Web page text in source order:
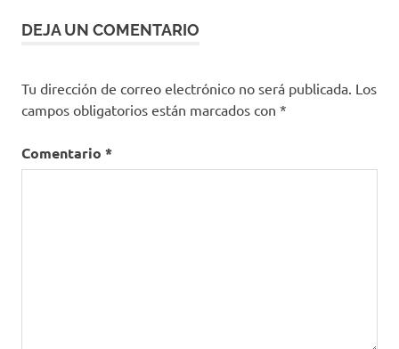
DEJA UN COMENTARIO
Tu dirección de correo electrónico no será publicada. Los
campos obligatorios están marcados con *
Comentario *